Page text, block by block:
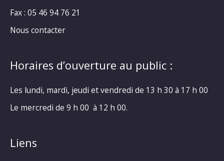
Fax : 05 46 94 76 21
Nous contacter
Horaires d’ouverture au public :
Les lundi, mardi, jeudi et vendredi de 13 h 30 à 17 h 00
Le mercredi de 9 h 00 à 12 h 00.
Liens